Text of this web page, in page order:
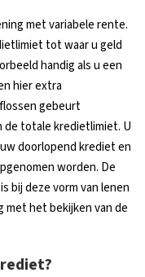
met variabele rente.
tot waar u geld
handig als u een
hier extra
gebeurt
de totale kredietlimiet. U
doorlopend krediet en
worden. De
bij deze vorm van lenen
met het bekijken van de